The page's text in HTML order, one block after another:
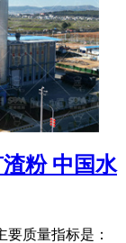
粉 中国水
要质量指标是：